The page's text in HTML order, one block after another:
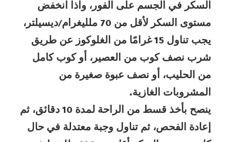
السكر في الجسم على الفور، واذا انخفض
مستوى السكر لأقل من 70 ملليغرام/ديسيلتر،
يجب تناول 15 غرامًا من الغلوكوز عن طريق
شرب نصف كوب من العصير، أو كوب كامل
من الحليب، أو نصف عبوة صغيرة من
المشروبات الغازية.
ينصح بأخذ قسط من الراحة لمدة 10 دقائق، ثم
إعادة الفحص، ثم تناول وجبة معتدلة في حال